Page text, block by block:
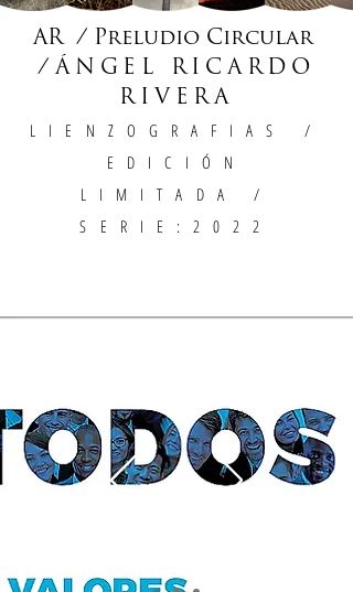
AR / Preludio Circular
/ÁNGEL RICARDO
RIVERA
LIENZOGRAFIAS
/
EDICIÓN
LIMITADA /
SERIE:2022